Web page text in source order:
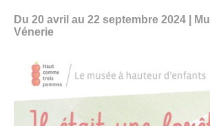
AU
Expositions passées
Papiers sensibles
L’objet de la saison
Jeune public
Du 20 avril au 22 septembre 2024 |
Vénerie